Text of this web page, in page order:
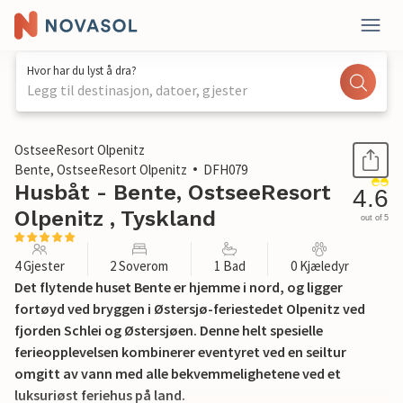
Hvor har du lyst å dra?
Legg til destinasjon, datoer, gjester
1 / 22
OstseeResort Olpenitz
Bente, OstseeResort Olpenitz
DFH079
Husbåt - Bente, OstseeResort
Olpenitz , Tyskland
4.6
out of 5
4 Gjester 2 Soverom 1 Bad 0 Kjæledyr
Det flytende huset Bente er hjemme i nord, og ligger
fortøyd ved bryggen i Østersjø-feriestedet Olpenitz ved
fjorden Schlei og Østersjøen. Denne helt spesielle
ferieopplevelsen kombinerer eventyret ved en seiltur
omgitt av vann med alle bekvemmelighetene ved et
luksuriøst feriehus på land.